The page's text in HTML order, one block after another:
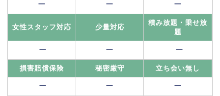
ー ー ー
女性スタッフ対応 少量対応
積み放題・乗せ放
題
ー ー ー
損害賠償保険 秘密厳守 立ち会い無し
ー ー ー